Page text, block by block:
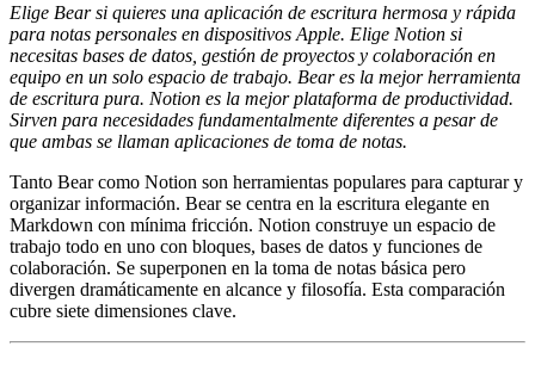
Elige Bear si quieres una aplicación de escritura hermosa y rápida
para notas personales en dispositivos Apple. Elige Notion si
necesitas bases de datos, gestión de proyectos y colaboración en
equipo en un solo espacio de trabajo. Bear es la mejor herramienta
de escritura pura. Notion es la mejor plataforma de productividad.
Sirven para necesidades fundamentalmente diferentes a pesar de
que ambas se llaman aplicaciones de toma de notas.
Tanto Bear como Notion son herramientas populares para capturar y
organizar información. Bear se centra en la escritura elegante en
Markdown con mínima fricción. Notion construye un espacio de
trabajo todo en uno con bloques, bases de datos y funciones de
colaboración. Se superponen en la toma de notas básica pero
divergen dramáticamente en alcance y filosofía. Esta comparación
cubre siete dimensiones clave.